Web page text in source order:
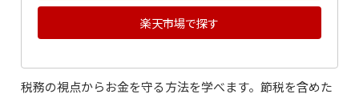
楽天市場で探す
税務の視点からお金を守る方法を学べます。節税を含めた